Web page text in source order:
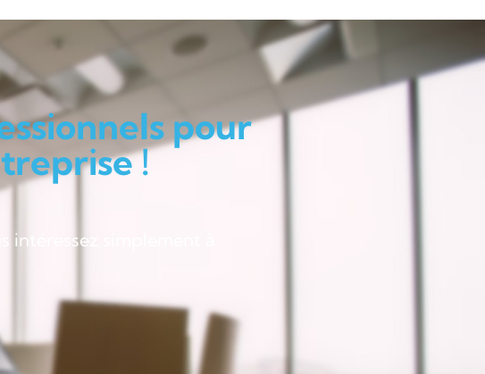
pour
!
simplement à